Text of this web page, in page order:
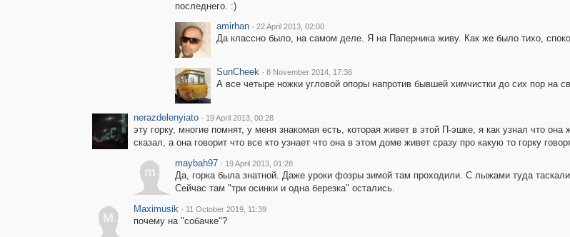
последнего. :)
amirhan · 22 April 2013, 02:00
Да классно было, на самом деле. Я на Паперника живу. Как же было тихо,
SunCheek · 8 November 2014, 17:36
А все четыре ножки угловой опоры напротив бывшей химчистки до сих пор на
nerazdelenyiato · 19 April 2013, 00:28
эту горку, многие помнят, у меня знакомая есть, которая живет в этой П-эшке, я как узнал что
сказал, а она говорит что все кто узнает что она в этом доме живет сразу про какую то горку
m
maybah97 · 19 April 2013, 01:28
Да, горка была знатной. Даже уроки фозры зимой там проходили. С лыжами туда
Сейчас там "три осинки и одна березка" остались.
M
Maximusik · 11 October 2019, 11:39
почему на "собачке"?